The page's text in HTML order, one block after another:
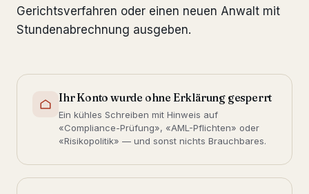
Gerichtsverfahren oder einen neuen Anwalt mit
Stundenabrechnung ausgeben.
Ihr Konto wurde ohne Erklärung gesperrt
Ein kühles Schreiben mit Hinweis auf
«Compliance-Prüfung», «AML-Pflichten» oder
«Risikopolitik» — und sonst nichts Brauchbares.